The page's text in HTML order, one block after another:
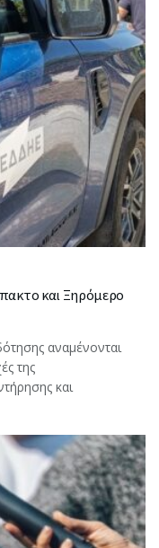
και Ξηρόμερο
αναμένονται
της
και